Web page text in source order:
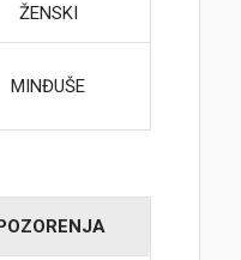
ŽENSKI
MINĐUŠE